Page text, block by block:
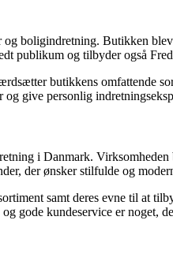
boligindretning. Butikken
publikum og tilbyder også
butikkens omfattende
give personlig
i Danmark.
der ønsker stilfulde og
samt deres evne til at
gode kundeservice er noget,